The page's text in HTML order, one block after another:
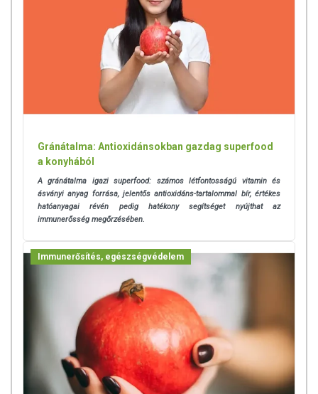
Gránátalma: Antioxidánsokban gazdag superfood
a konyhából
A gránátalma igazi superfood: számos létfontosságú vitamin és
ásványi anyag forrása, jelentős antioxidáns-tartalommal bír, értékes
hatóanyagai révén pedig hatékony segítséget nyújthat az
immunerősség megőrzésében.
Immunerősítés, egészségvédelem